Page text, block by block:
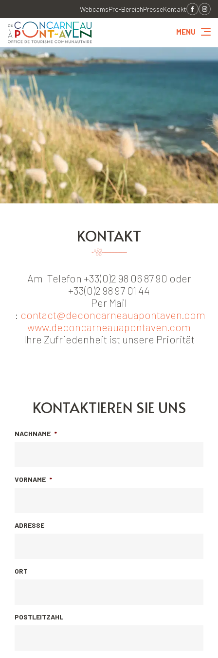
WebcamsPro-BereichPresseKontakt
MENU
KONTAKT
Am Telefon +33(0)2 98 06 87 90 oder
+33(0)2 98 97 01 44
Per Mail
: contact@deconcarneauapontaven.com
www.deconcarneauapontaven.com
Ihre Zufriedenheit ist unsere Priorität
KONTAKTIEREN SIE UNS
NACHNAME *
VORNAME *
ADRESSE
ORT
POSTLEITZAHL